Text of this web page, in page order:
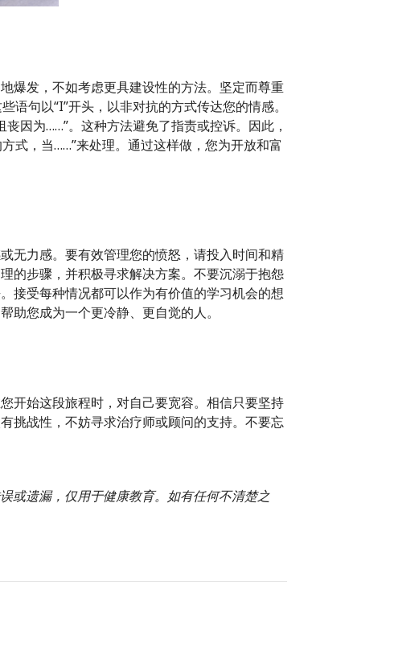
爆发，不如考虑更具建设性的方法。坚定而尊重
语句以“I”开头，以非对抗的方式传达您的情感。
因为……”。这种方法避免了指责或控诉。因此，
式，当……”来处理。通过这样做，您为开放和富
无力感。要有效管理您的愤怒，请投入时间和精
的步骤，并积极寻求解决方案。不要沉溺于抱怨
接受每种情况都可以作为有价值的学习机会的想
助您成为一个更冷静、更自觉的人。
开始这段旅程时，对自己要宽容。相信只要坚持
挑战性，不妨寻求治疗师或顾问的支持。不要忘
或遗漏，仅用于健康教育。如有任何不清楚之